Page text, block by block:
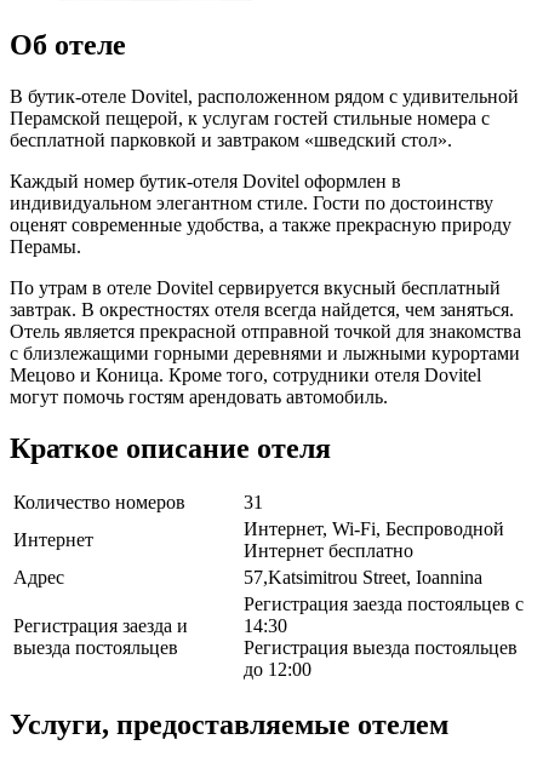
Об отеле
В бутик-отеле Dovitel, расположенном рядом с удивительной
Перамской пещерой, к услугам гостей стильные номера с
бесплатной парковкой и завтраком «шведский стол».
Каждый номер бутик-отеля Dovitel оформлен в
индивидуальном элегантном стиле. Гости по достоинству
оценят современные удобства, а также прекрасную природу
Перамы.
По утрам в отеле Dovitel сервируется вкусный бесплатный
завтрак. В окрестностях отеля всегда найдется, чем заняться.
Отель является прекрасной отправной точкой для знакомства
с близлежащими горными деревнями и лыжными курортами
Мецово и Коница. Кроме того, сотрудники отеля Dovitel
могут помочь гостям арендовать автомобиль.
Краткое описание отеля
Количество номеров
31
Интернет
Интернет, Wi-Fi, Беспроводной
Интернет бесплатно
Адрес
57,Katsimitrou Street, Ioannina
Регистрация заезда и
выезда постояльцев
Регистрация заезда постояльцев с
14:30
Регистрация выезда постояльцев
до 12:00
Услуги, предоставляемые отелем